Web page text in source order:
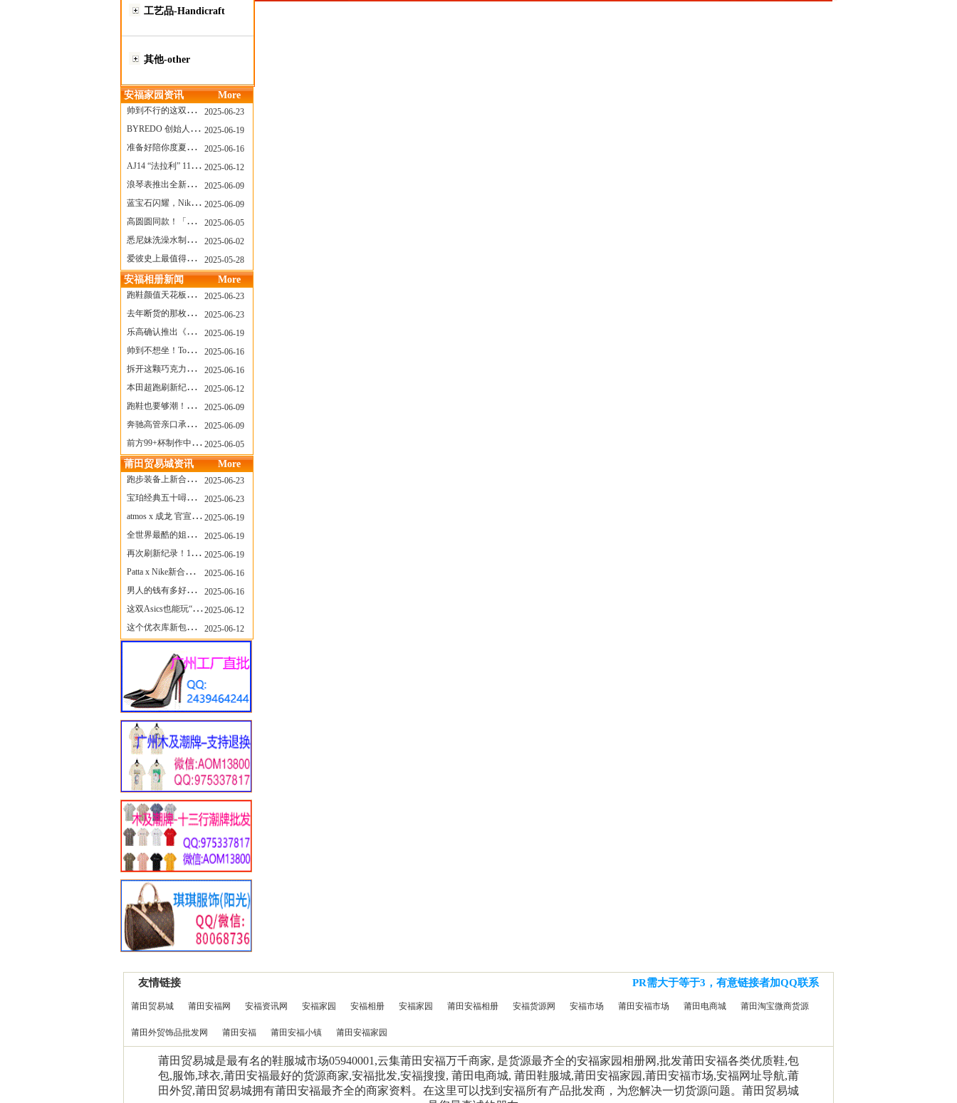
工艺品-Handicraft
其他-other
安福家园资讯 More
帅到不行的这双跑鞋，其实藏着Nike第一位签约跑者的故事
2025-06-23
BYREDO 创始人离任，也带走了那份灵魂感
2025-06-19
准备好陪你度夏，nanamica x Suicoke 新联名来了
2025-06-16
AJ14 “法拉利” 11年后回归，红色超跑气场全开
2025-06-12
浪琴表推出全新先行者系列祖鲁时间1925腕表
2025-06-09
蓝宝石闪耀，Nike Air Max DN8 华丽变身
2025-06-09
高圆圆同款！「赤足New Balance」新联名曝光，铺货了
2025-06-05
悉尼妹洗澡水制成肥皂开启售卖！男粉：这肥皂能吃吗？
2025-06-02
爱彼史上最值得看的大展！揭秘150年传奇制表背后
2025-05-28
安福相册新闻 More
跑鞋颜值天花板？日常也能帅一脸
2025-06-23
去年断货的那枚表， CASIO指环表又要发售了
2025-06-23
乐高确认推出《哥斯拉》积木，这设计也太酷了！
2025-06-19
帅到不想坐！Tom Sachs x Helinox 这把露营椅太炸了
2025-06-16
拆开这颗巧克力，居然是皮卡丘？
2025-06-16
本田超跑刷新纪录了！700万元成交价
2025-06-12
跑鞋也要够潮！昂跑 x Slam Jam 联名即将发售
2025-06-09
奔驰高管亲口承认：电动G级，完全失败了！
2025-06-09
前方99+杯制作中！「爷爷不泡茶」苹果狗、桃桃喵，今夏顶流潮饮！
2025-06-05
莆田贸易城资讯 More
跑步装备上新合集，最近有什么可以关注的呢？
2025-06-23
宝珀经典五十噚家族再添新员 适配所有腕围的38mm小表径腕表亮相
2025-06-23
atmos x 成龙 官宣，《警察故事》联名短袖公布！
2025-06-19
全世界最酷的姐姐，和Nike联名的鞋要来了！
2025-06-19
再次刷新纪录！14只 LABUBU 共拍出240万元
2025-06-19
Patta x Nike新合作提前泄露，这次的服饰周边也有亮点？
2025-06-16
男人的钱有多好赚？四个大学生创业卖短裤，年销8个亿！
2025-06-16
这双Asics也能玩“牛仔感”？TOGA联名即将登场！
2025-06-12
这个优衣库新包，能火起来吗？
2025-06-12
友情链接 PR需大于等于3，有意链接者加QQ联系
莆田贸易城 莆田安福网 安福资讯网 安福家园 安福相册 安福家园 莆田安福相册 安福货源网 安福市场 莆田安福市场 莆田电商城 莆田淘宝微商货源
莆田外贸饰品批发网 莆田安福 莆田安福小镇 莆田安福家园
莆田贸易城是最有名的鞋服城市场05940001,云集莆田安福万千商家, 是货源最齐全的安福家园相册网,批发莆田安福各类优质鞋,包
包,服饰,球衣,莆田安福最好的货源商家,安福批发,安福搜搜, 莆田电商城, 莆田鞋服城,莆田安福家园,莆田安福市场,安福网址导航,莆
田外贸,莆田贸易城拥有莆田安福最齐全的商家资料。在这里可以找到安福所有产品批发商，为您解决一切货源问题。莆田贸易城